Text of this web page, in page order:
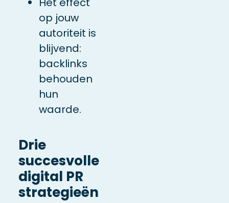
op jouw
autoriteit is
blijvend:
backlinks
behouden
hun
waarde.
Drie
succesvolle
digital PR
strategieën